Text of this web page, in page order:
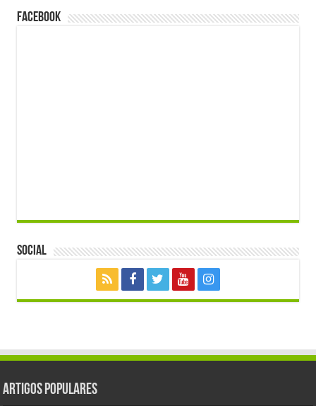
FACEBOOK
Social
Artigos populares